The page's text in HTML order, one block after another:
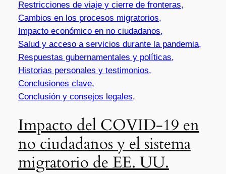
Restricciones de viaje y cierre de fronteras,
Cambios en los procesos migratorios,
Impacto económico en no ciudadanos,
Salud y acceso a servicios durante la pandemia,
Respuestas gubernamentales y políticas,
Historias personales y testimonios,
Conclusiones clave,
Conclusión y consejos legales,
Impacto del COVID-19 en
no ciudadanos y el sistema
migratorio de EE. UU.